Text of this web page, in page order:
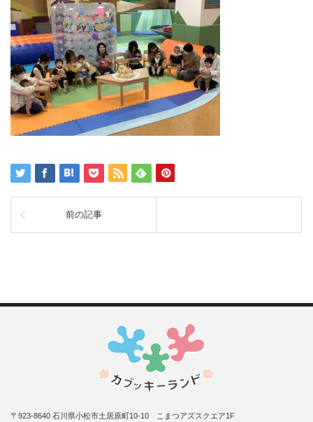
前の記事
〒923-8640 石川県小松市土居原町10-10 こまつアズスクエア1F